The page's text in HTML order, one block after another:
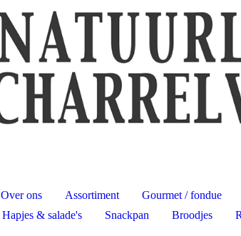
Over ons Assortiment Gourmet / fondue
Hapjes & salade's
Snackpan Broodjes